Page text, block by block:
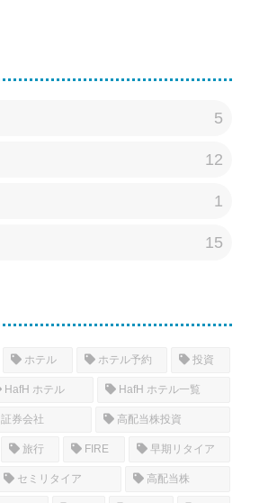
5
12
1
15
ホテル ホテル予約 投資
HafH ホテル HafH ホテル一覧
証券会社 高配当株投資
旅行 FIRE 早期リタイア
セミリタイア 高配当株